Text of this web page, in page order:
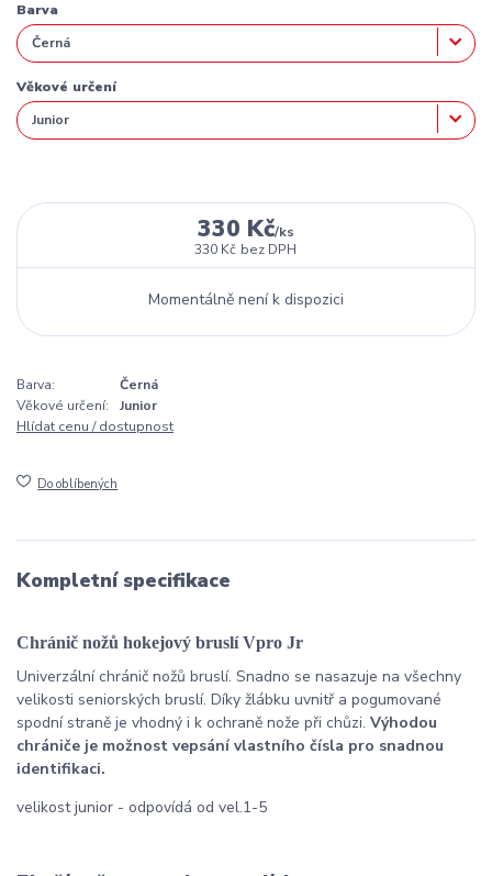
Barva
Věkové určení
330 Kč/ks
330 Kč bez DPH
Momentálně není k dispozici
Barva:
Černá
Věkové určení:
Junior
Hlídat cenu / dostupnost
Do oblíbených
Kompletní specifikace
Chránič nožů hokejový bruslí Vpro Jr
Univerzální chránič nožů bruslí. Snadno se nasazuje na všechny
velikosti seniorských bruslí. Díky žlábku uvnitř a pogumované
spodní straně je vhodný i k ochraně nože při chůzi. Výhodou
chrániče je možnost vepsání vlastního čísla pro snadnou
identifikaci.
velikost junior - odpovídá od vel.1-5